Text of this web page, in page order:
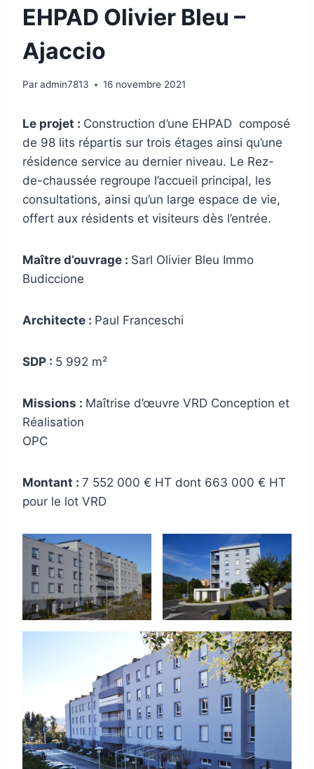
EHPAD Olivier Bleu –
Ajaccio
Paradmin7813 16 novembre 2021
Le projet : Construction d’une EHPAD composé
de 98 lits répartis sur trois étages ainsi qu’une
résidence service au dernier niveau. Le Rez-
de-chaussée regroupe l’accueil principal, les
consultations, ainsi qu’un large espace de vie,
offert aux résidents et visiteurs dès l’entrée.
Maître d’ouvrage : Sarl Olivier Bleu Immo
Budiccione
Architecte : Paul Franceschi
SDP : 5 992 m²
Missions : Maîtrise d’œuvre VRD Conception et
Réalisation
OPC
Montant : 7 552 000 € HT dont 663 000 € HT
pour le lot VRD